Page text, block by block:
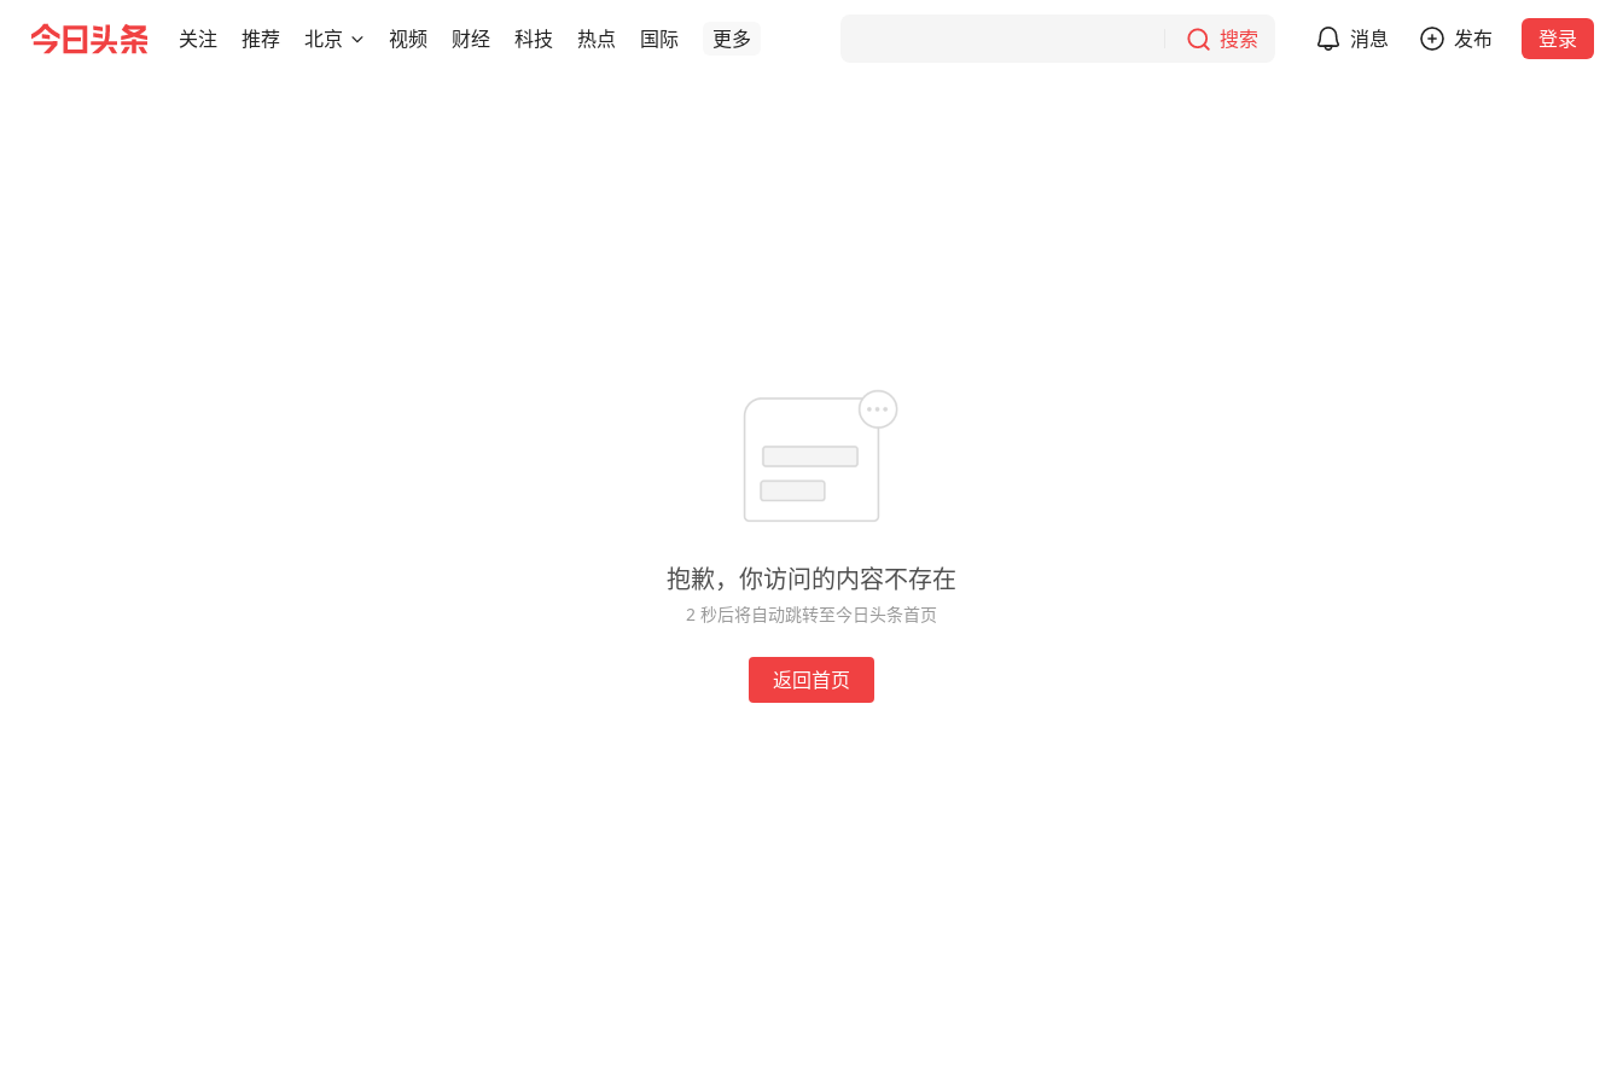
关注 推荐 北京 视频 财经 科技 热点 国际 更多 搜索 消息 发布 登录
抱歉，你访问的内容不存在
2 秒后将自动跳转至今日头条首页
返回首页